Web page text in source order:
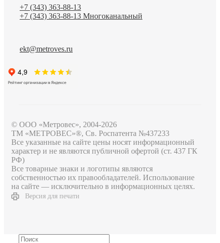
+7 (343) 363-88-13
+7 (343) 363-88-13 Многоканальный
ekt@metroves.ru
© ООО «Метровес», 2004-2026
ТМ «МЕТРОВЕС»®, Св. Роспатента №4​3​7​2​3​3
Все указанные на сайте цены носят информационный
характер и не являются публичной офертой (ст. 437 ГК
РФ)
Все товарные знаки и логотипы являются
собственностью их правообладателей. Использование
на сайте — исключительно в информационных целях.
Версия для печати